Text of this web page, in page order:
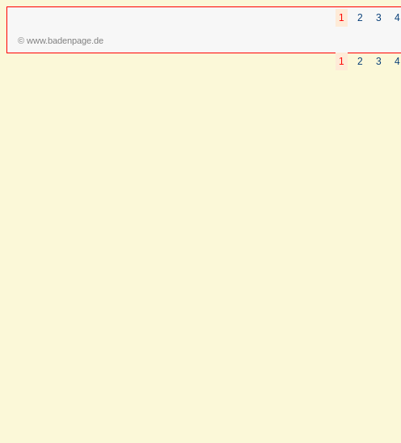
1 2 3 4
© www.badenpage.de
1 2 3 4